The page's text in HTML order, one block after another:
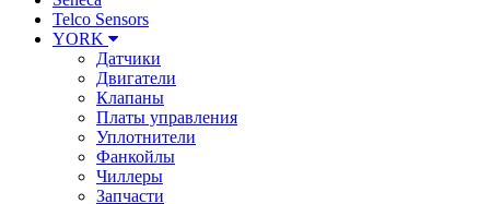
Telco Sensors
YORK
Датчики
Двигатели
Клапаны
Платы управления
Уплотнители
Фанкойлы
Чиллеры
Запчасти